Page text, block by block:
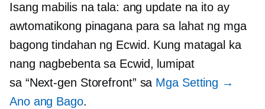
Isang mabilis na tala: ang update na ito ay
awtomatikong pinagana para sa lahat ng mga
bagong tindahan ng Ecwid. Kung matagal ka
nang nagbebenta sa Ecwid, lumipat
sa “Next-gen Storefront” sa Mga Setting →
Ano ang Bago.